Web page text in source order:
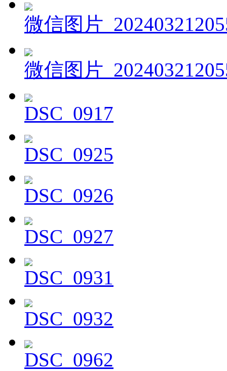
微信图片
微信图片
DSC_0917
DSC_0925
DSC_0926
DSC_0927
DSC_0931
DSC_0932
DSC_0962